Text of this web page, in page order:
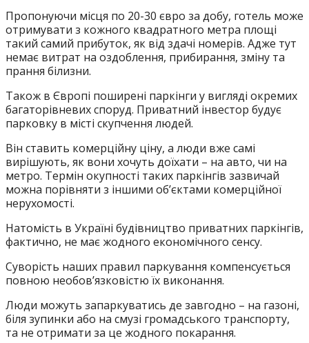
Пропонуючи місця по 20-30 євро за добу, готель може
отримувати з кожного квадратного метра площі
такий самий прибуток, як від здачі номерів. Адже тут
немає витрат на оздоблення, прибирання, зміну та
прання білизни.
Також в Європі поширені паркінги у вигляді окремих
багаторівневих споруд. Приватний інвестор будує
парковку в місті скупчення людей.
Він ставить комерційну ціну, а люди вже самі
вирішують, як вони хочуть доїхати – на авто, чи на
метро. Термін окупності таких паркінгів зазвичай
можна порівняти з іншими об’єктами комерційної
нерухомості.
Натомість в Україні будівництво приватних паркінгів,
фактично, не має жодного економічного сенсу.
Cуворість наших правил паркування компенсується
повною необов’язковістю їх виконання.
Люди можуть запаркуватись де завгодно – на газоні,
біля зупинки або на смузі громадського транспорту,
та не отримати за це жодного покарання.